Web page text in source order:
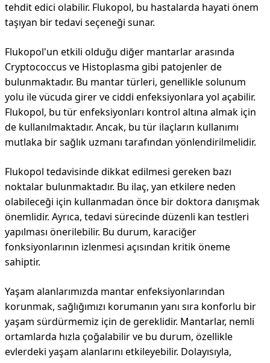
tehdit edici olabilir. Flukopol, bu hastalarda hayati önem
taşıyan bir tedavi seçeneği sunar.
Flukopol'un etkili olduğu diğer mantarlar arasında
Cryptococcus ve Histoplasma gibi patojenler de
bulunmaktadır. Bu mantar türleri, genellikle solunum
yolu ile vücuda girer ve ciddi enfeksiyonlara yol açabilir.
Flukopol, bu tür enfeksiyonları kontrol altına almak için
de kullanılmaktadır. Ancak, bu tür ilaçların kullanımı
mutlaka bir sağlık uzmanı tarafından yönlendirilmelidir.
Flukopol tedavisinde dikkat edilmesi gereken bazı
noktalar bulunmaktadır. Bu ilaç, yan etkilere neden
olabileceği için kullanmadan önce bir doktora danışmak
önemlidir. Ayrıca, tedavi sürecinde düzenli kan testleri
yapılması önerilebilir. Bu durum, karaciğer
fonksiyonlarının izlenmesi açısından kritik öneme
sahiptir.
Yaşam alanlarımızda mantar enfeksiyonlarından
korunmak, sağlığımızı korumanın yanı sıra konforlu bir
yaşam sürdürmemiz için de gereklidir. Mantarlar, nemli
ortamlarda hızla çoğalabilir ve bu durum, özellikle
evlerdeki yaşam alanlarını etkileyebilir. Dolayısıyla,